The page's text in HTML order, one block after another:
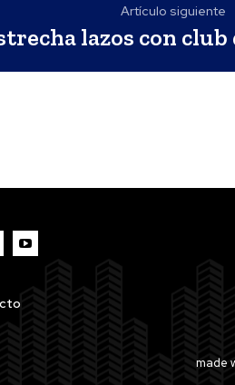
Artículo siguiente
lazos con
made